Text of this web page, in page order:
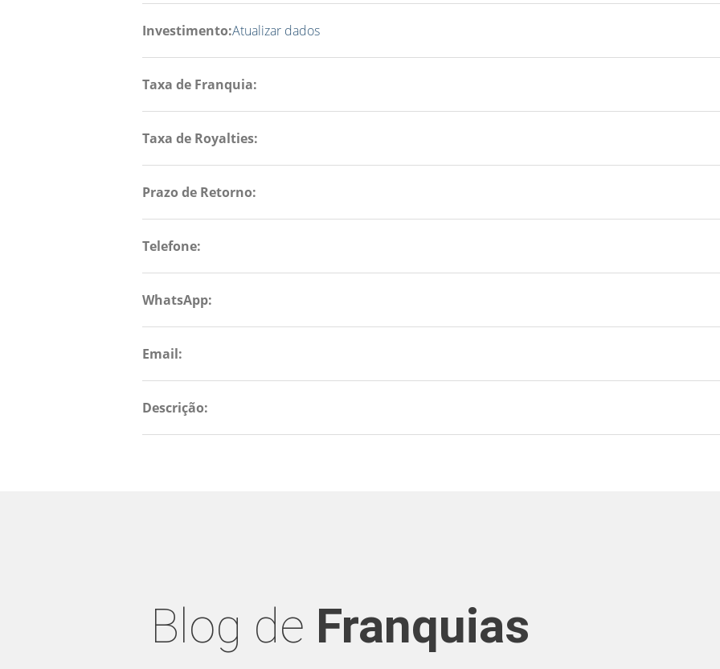
Investimento:Atualizar dados
Taxa de Franquia:
Taxa de Royalties:
Prazo de Retorno:
Telefone:
WhatsApp:
Email:
Descrição:
Blog de Franquias